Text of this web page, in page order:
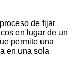
de fijar
en lugar de un
permite una
en una sola